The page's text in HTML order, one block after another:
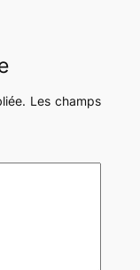
Les champs